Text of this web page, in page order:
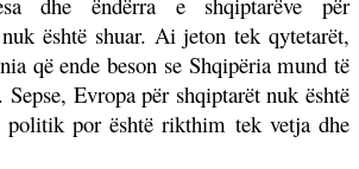
është shuar. Ai jeton tek qytetarët,
që ende beson se Shqipëria mund të
Evropa për shqiptarët nuk është
politik por është rikthim tek vetja dhe